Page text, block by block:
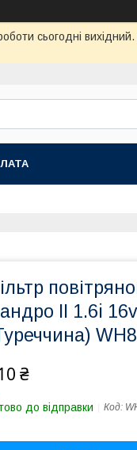
сьогодні
II 1.6i
₴
до відправки Код: